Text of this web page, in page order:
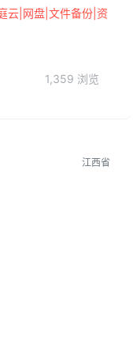
云|网盘|文件备份|资
1,359 浏览
江西省